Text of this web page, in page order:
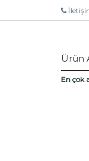
En çok